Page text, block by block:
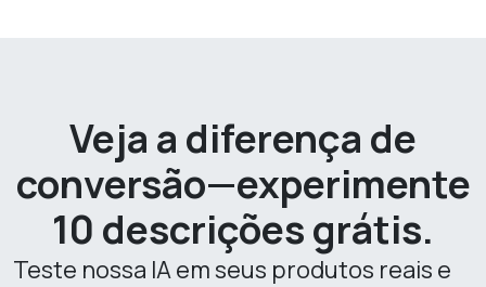
Veja a diferença de
conversão—experimente
10 descrições grátis.
Teste nossa IA em seus produtos reais e